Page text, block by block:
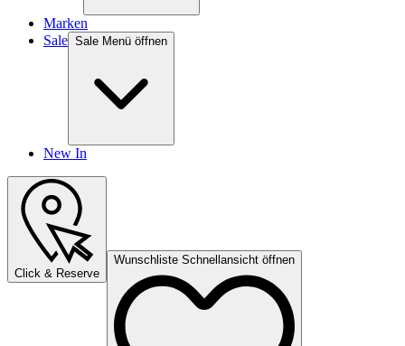
Marken
Sale Sale Menü öffnen
New In
Click & Reserve
Wunschliste Schnellansicht öffnen